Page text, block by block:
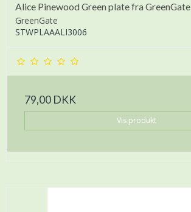
Alice Pinewood Green plate fra GreenGate
GreenGate
STWPLAAALI3006
79,00 DKK
Vis produkt